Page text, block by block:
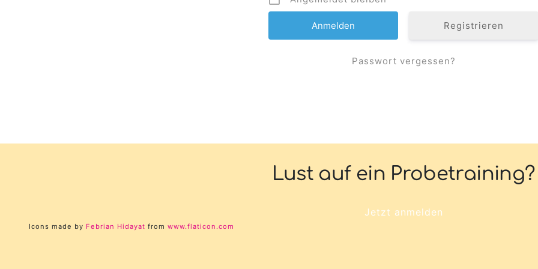
Registrieren
Passwort vergessen?
Lust auf ein Probetraining?
Jetzt anmelden
Icons made by Febrian Hidayat from www.flaticon.com